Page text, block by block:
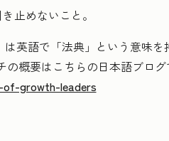
止めないこと。
英語で「法典」という意味を
の概要はこちらの日本語ブログ
growth-leaders